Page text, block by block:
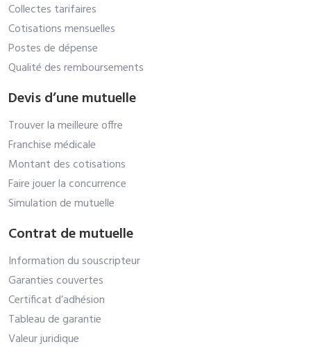
Collectes tarifaires
Cotisations mensuelles
Postes de dépense
Qualité des remboursements
Devis d’une mutuelle
Trouver la meilleure offre
Franchise médicale
Montant des cotisations
Faire jouer la concurrence
Simulation de mutuelle
Contrat de mutuelle
Information du souscripteur
Garanties couvertes
Certificat d’adhésion
Tableau de garantie
Valeur juridique